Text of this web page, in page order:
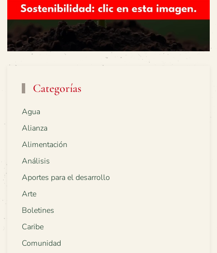
Categorías
Agua
Alianza
Alimentación
Análisis
Aportes para el desarrollo
Arte
Boletines
Caribe
Comunidad